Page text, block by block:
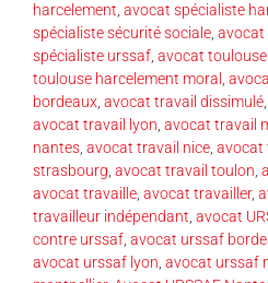
harcelement, avocat spécialiste
spécialiste sécurité sociale, avocat
spécialiste urssaf, avocat
toulouse harcelement moral ,
bordeaux, avocat travail dissimulé,
avocat travail lyon, avocat travail
nantes, avocat travail nice, avocat
strasbourg, avocat travail toulon,
avocat travaille, avocat travailler,
travailleur indépendant, avocat
contre urssaf, avocat urssaf
avocat urssaf lyon, avocat urssaf